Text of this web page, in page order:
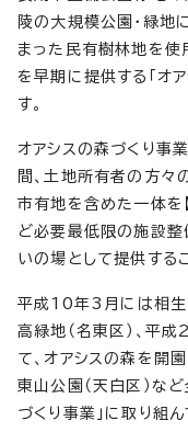
陵の大規模公園・緑地
まった民有樹林地を使
を早期に提供する「オ
す。
オアシスの森づくり事
間、土地所有者の方々
市有地を含めた一体を
ど必要最低限の施設整
いの場として提供する
平成10年3月には相生
高緑地（名東区）、平
て、オアシスの森を開園
東山公園（天白区）な
づくり事業」に取り組ん